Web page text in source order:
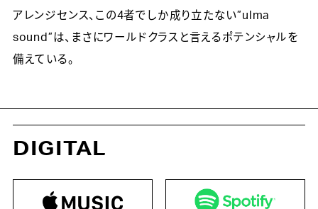
アレンジセンス、この4者でしか成り立たない”ulma
sound”は、まさにワールドクラスと言えるポテンシャルを
備えている。
DIGITAL